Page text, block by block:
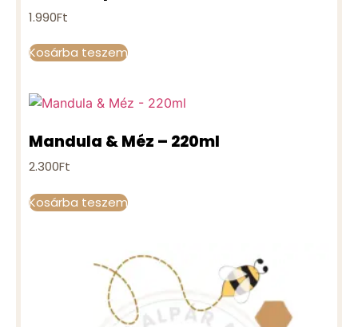
1.990Ft
Kosárba teszem
Mandula & Méz – 220ml
2.300Ft
Kosárba teszem